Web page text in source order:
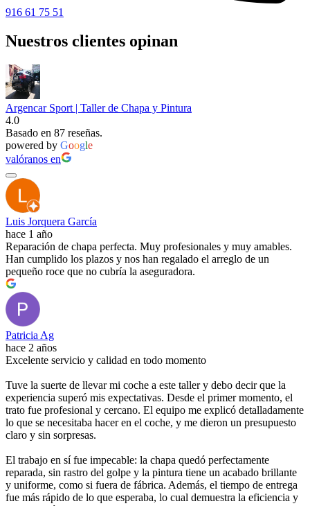
916 61 75 51
Nuestros clientes opinan
Argencar Sport | Taller de Chapa y Pintura
4.0
Basado en 87 reseñas.
powered by Google
valóranos en
Luis Jorquera García
hace 1 año
Reparación de chapa perfecta. Muy profesionales y muy amables.
Han cumplido los plazos y nos han regalado el arreglo de un
pequeño roce que no cubría la aseguradora.
Patricia Ag
hace 2 años
Excelente servicio y calidad en todo momento
Tuve la suerte de llevar mi coche a este taller y debo decir que la
experiencia superó mis expectativas. Desde el primer momento, el
trato fue profesional y cercano. El equipo me explicó detalladamente
lo que se necesitaba hacer en el coche, y me dieron un presupuesto
claro y sin sorpresas.
El trabajo en sí fue impecable: la chapa quedó perfectamente
reparada, sin rastro del golpe y la pintura tiene un acabado brillante
y uniforme, como si fuera de fábrica. Además, el tiempo de entrega
fue más rápido de lo que esperaba, lo cual demuestra la eficiencia y